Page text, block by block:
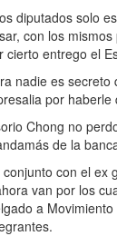
diputados solo
con los
cierto entrego el
nadie es
por
Chong no
de la
conjunto con el ex
van por los
a